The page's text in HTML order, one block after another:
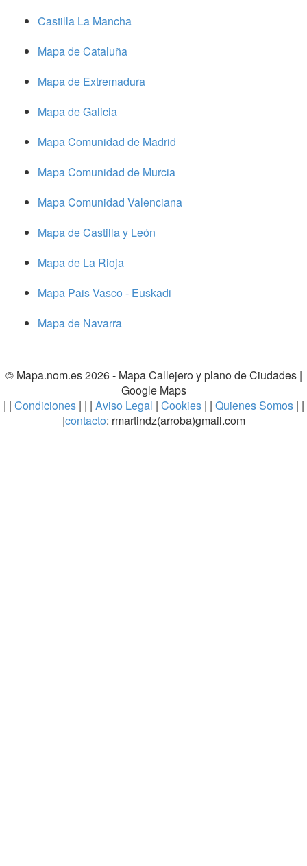
Castilla La Mancha
Mapa de Cataluña
Mapa de Extremadura
Mapa de Galicia
Mapa Comunidad de Madrid
Mapa Comunidad de Murcia
Mapa Comunidad Valenciana
Mapa de Castilla y León
Mapa de La Rioja
Mapa Pais Vasco - Euskadi
Mapa de Navarra
© Mapa.nom.es 2026 - Mapa Callejero y plano de Ciudades|
Google Maps
| | Condiciones| | | Aviso Legal | Cookies | | Quienes Somos | |
|contacto: rmartindz(arroba)gmail.com